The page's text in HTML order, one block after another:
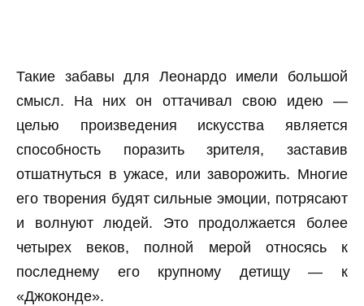
Такие забавы для Леонардо имели большой
смысл. На них он оттачивал свою идею —
целью произведения искусства является
способность поразить зрителя, заставив
отшатнуться в ужасе, или заворожить. Многие
его творения будят сильные эмоции, потрясают
и волнуют людей. Это продолжается более
четырех веков, полной мерой относясь к
последнему его крупному детищу — к
«Джоконде».